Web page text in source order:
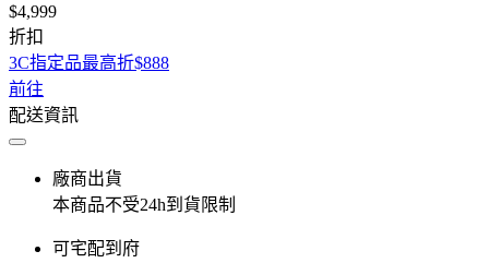
$4,999
折扣
3C指定品最高折$888
前往
配送資訊
廠商出貨
本商品不受24h到貨限制
可宅配到府